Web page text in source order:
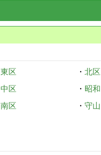
東区 ・ 北区
中区 ・ 昭
南区 ・ 守